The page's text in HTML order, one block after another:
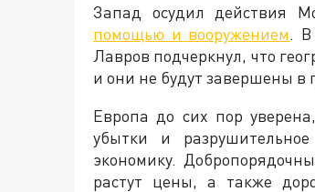
Запад осудил действия
помощью и вооружением. В
Лавров подчеркнул, что
и они не будут завершены в
Европа до сих пор
убытки и
экономику.
растут цены, а также